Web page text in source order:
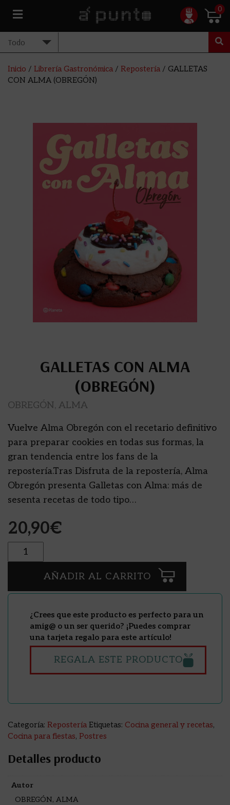
0
Inicio / Librería Gastronómica / Repostería / GALLETAS
CON ALMA (OBREGÓN)
GALLETAS CON ALMA
(OBREGÓN)
OBREGÓN, ALMA
Vuelve Alma Obregón con el recetario definitivo
para preparar cookies en todas sus formas, la
gran tendencia entre los fans de la
repostería.Tras Disfruta de la repostería, Alma
Obregón presenta Galletas con Alma: más de
sesenta recetas de todo tipo…
20,90€
Cantidad
AÑADIR AL CARRITO
¿Crees que este producto es perfecto para un
amig@ o un ser querido? ¡Puedes comprar
una tarjeta regalo para este artículo!
REGALA ESTE PRODUCTO
Categoría: Repostería Etiquetas: Cocina general y recetas,
Cocina para fiestas, Postres
Detalles producto
Autor
OBREGÓN, ALMA